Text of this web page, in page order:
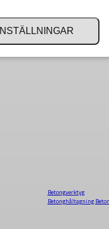
Betongverktyg
Betonghåltagning
INSTÄLLNINGAR